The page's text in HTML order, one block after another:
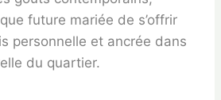
future mariée de s’offrir
personnelle et ancrée dans
du quartier.